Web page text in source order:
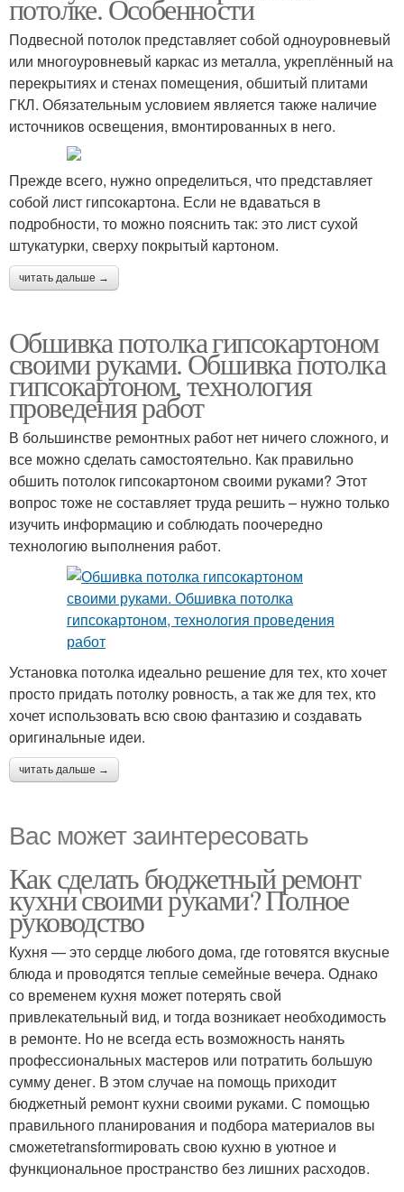
потолке. Особенности
Подвесной потолок представляет собой одноуровневый
или многоуровневый каркас из металла, укреплённый на
перекрытиях и стенах помещения, обшитый плитами
ГКЛ. Обязательным условием является также наличие
источников освещения, вмонтированных в него.
Прежде всего, нужно определиться, что представляет
собой лист гипсокартона. Если не вдаваться в
подробности, то можно пояснить так: это лист сухой
штукатурки, сверху покрытый картоном.
читать дальше →
Обшивка потолка гипсокартоном
своими руками. Обшивка потолка
гипсокартоном, технология
проведения работ
В большинстве ремонтных работ нет ничего сложного, и
все можно сделать самостоятельно. Как правильно
обшить потолок гипсокартоном своими руками? Этот
вопрос тоже не составляет труда решить – нужно только
изучить информацию и соблюдать поочередно
технологию выполнения работ.
Установка потолка идеально решение для тех, кто хочет
просто придать потолку ровность, а так же для тех, кто
хочет использовать всю свою фантазию и создавать
оригинальные идеи.
читать дальше →
Вас может заинтересовать
Как сделать бюджетный ремонт
кухни своими руками? Полное
руководство
Кухня — это сердце любого дома, где готовятся вкусные
блюда и проводятся теплые семейные вечера. Однако
со временем кухня может потерять свой
привлекательный вид, и тогда возникает необходимость
в ремонте. Но не всегда есть возможность нанять
профессиональных мастеров или потратить большую
сумму денег. В этом случае на помощь приходит
бюджетный ремонт кухни своими руками. С помощью
правильного планирования и подбора материалов вы
сможетеtransformировать свою кухню в уютное и
функциональное пространство без лишних расходов.